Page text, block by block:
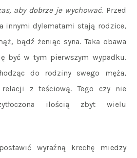
aby dobrze je wychować. Przed
innymi dylematami stają rodzice,
bądź żeniąc syna. Taka obawa
być w tym pierwszym wypadku.
do rodziny swego męża,
z teściową. Tego czy nie
ilością zbyt wielu
wyraźną krechę miedzy